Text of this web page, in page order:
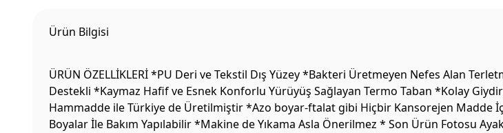
Ürün Bilgisi
ÜRÜN ÖZELLİKLERİ *PU Deri ve Tekstil Dış Yüzey *Bakteri Üretmeyen Nefes Alan
Destekli *Kaymaz Hafif ve Esnek Konforlu Yürüyüş Sağlayan Termo Taban *Kolay
Hammadde ile Türkiye de Üretilmiştir *Azo boyar-ftalat gibi Hiçbir Kansorejen Madde
Boyalar İle Bakım Yapılabilir *Makine de Yıkama Asla Önerilmez * Son Ürün Fotosu